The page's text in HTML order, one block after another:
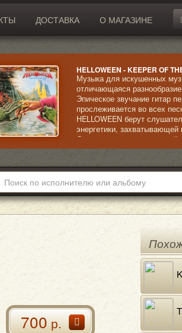
ДОСТАВКА О МАГАЗИНЕ
HELLOWEEN - KEEPER OF
Музыка для искушенных
отличающаяся
Эпическое звучание гитар
прослеживается во всех
HELLOWEEN берут
энергетики,
Смена относительно
постоянно держит во
полностью состоящий из
700р.